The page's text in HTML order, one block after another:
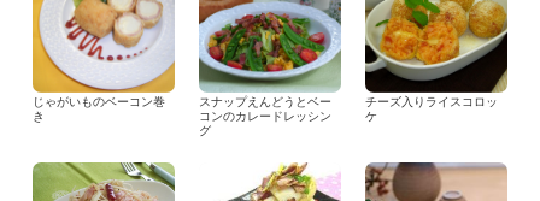
じゃがいものベーコン巻
き
スナップえんどうとベー
コンのカレードレッシン
グ
チーズ入りライスコロッ
ケ